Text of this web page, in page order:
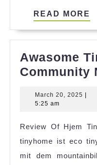
READ MORE
Awasome
Community
March 20, 2025
5:25 am
Review Of Hjem
tinyhome ist eco
mit dem